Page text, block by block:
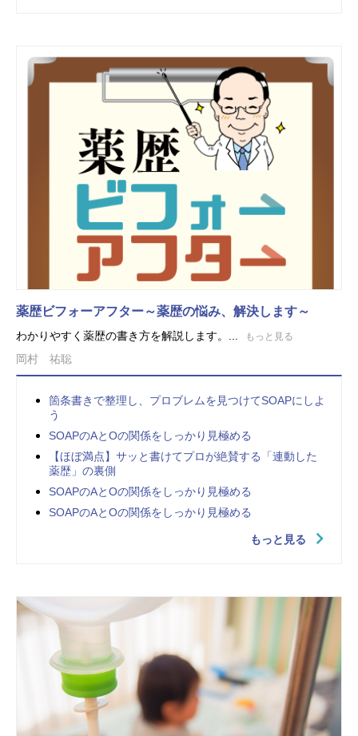
薬歴ビフォーアフター～薬歴の悩み、解決します～
わかりやすく薬歴の書き方を解説します。... もっと見る
岡村 祐聡
箇条書きで整理し、プロブレムを見つけてSOAPにしよ
う
SOAPのAとOの関係をしっかり見極める
【ほぼ満点】サッと書けてプロが絶賛する「連動した
薬歴」の裏側
SOAPのAとOの関係をしっかり見極める
SOAPのAとOの関係をしっかり見極める
もっと見る